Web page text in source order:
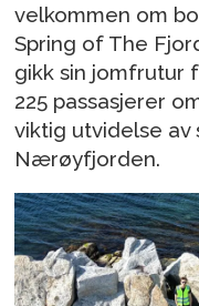
velkommen om
Spring of The
gikk sin jomfrutur
225 passasjerer
viktig utvidelse av
Nærøyfjorden.